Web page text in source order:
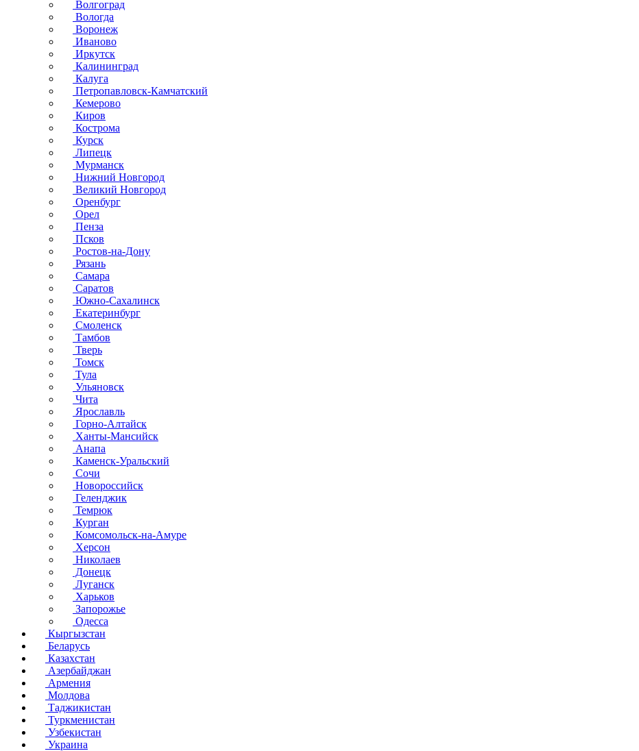
Волгоград
Вологда
Воронеж
Иваново
Иркутск
Калининград
Калуга
Петропавловск-Камчатский
Кемерово
Киров
Кострома
Курск
Липецк
Мурманск
Нижний Новгород
Великий Новгород
Оренбург
Орел
Пенза
Псков
Ростов-на-Дону
Рязань
Самара
Саратов
Южно-Сахалинск
Екатеринбург
Смоленск
Тамбов
Тверь
Томск
Тула
Ульяновск
Чита
Ярославль
Горно-Алтайск
Ханты-Мансийск
Анапа
Каменск-Уральский
Сочи
Новороссийск
Геленджик
Темрюк
Курган
Комсомольск-на-Амуре
Херсон
Николаев
Донецк
Луганск
Харьков
Запорожье
Одесса
Кыргызстан
Беларусь
Казахстан
Азербайджан
Армения
Молдова
Таджикистан
Туркменистан
Узбекистан
Украина